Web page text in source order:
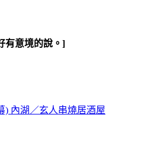
有意境的說。]
) 內湖／玄人串燒居酒屋